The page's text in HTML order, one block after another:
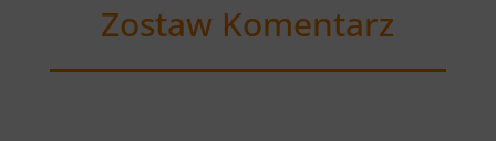
Zostaw Komentarz